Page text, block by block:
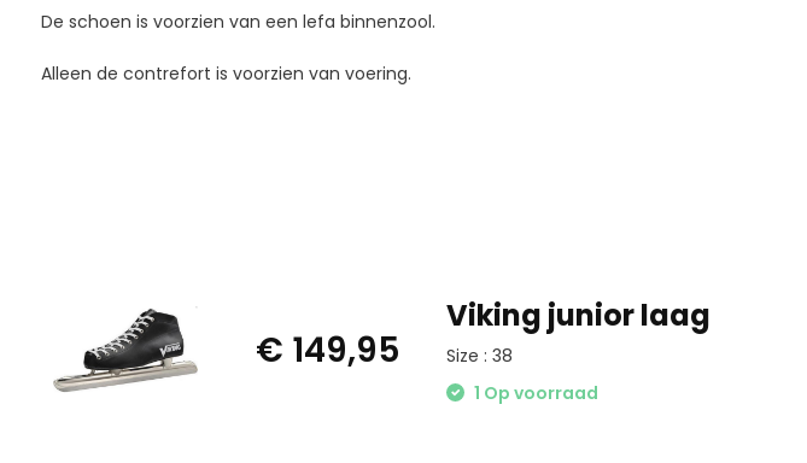
De schoen is voorzien van een lefa binnenzool.
Alleen de contrefort is voorzien van voering.
€ 149,95
Viking junior laag
Size : 38
1 Op voorraad